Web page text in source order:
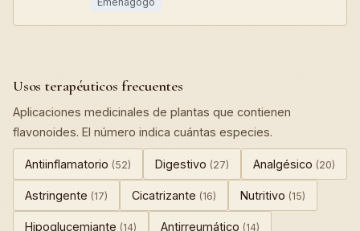
Usos terapéuticos frecuentes
Aplicaciones medicinales de plantas que contienen
flavonoides. El número indica cuántas especies.
Antiinflamatorio (52) Digestivo (27) Analgésico (20)
Astringente (17) Cicatrizante (16) Nutritivo (15)
Hipoglucemiante (14) Antirreumático (14)